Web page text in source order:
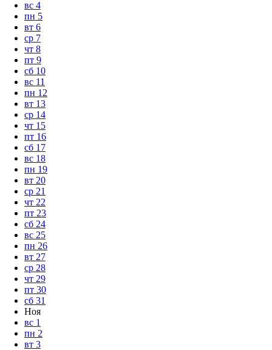
вс 4
пн 5
вт 6
ср 7
чт 8
пт 9
сб 10
вс 11
пн 12
вт 13
ср 14
чт 15
пт 16
сб 17
вс 18
пн 19
вт 20
ср 21
чт 22
пт 23
сб 24
вс 25
пн 26
вт 27
ср 28
чт 29
пт 30
сб 31
Ноя
вс 1
пн 2
вт 3